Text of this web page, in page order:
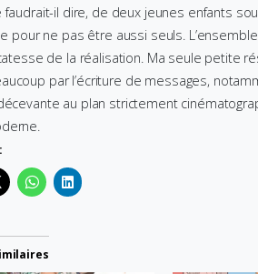
faudrait-il dire, de deux jeunes enfants
pour ne pas être aussi seuls.
de la réalisation. Ma seule petite
par l’écriture de messages,
au plan strictement